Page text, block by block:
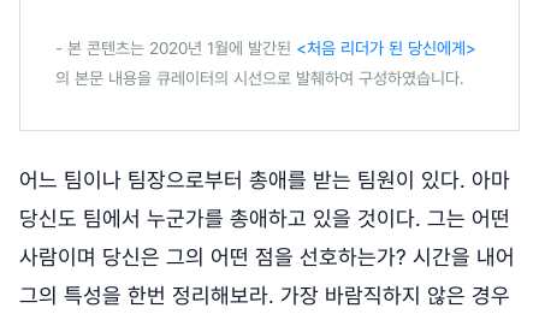
- 본 콘텐츠는 2020년 1월에 발간된 <처음 리더가 된 당신에게>
의 본문 내용을 큐레이터의 시선으로 발췌하여 구성하였습니다.
어느 팀이나 팀장으로부터 총애를 받는 팀원이 있다. 아마
당신도 팀에서 누군가를 총애하고 있을 것이다. 그는 어떤
사람이며 당신은 그의 어떤 점을 선호하는가? 시간을 내어
그의 특성을 한번 정리해보라. 가장 바람직하지 않은 경우